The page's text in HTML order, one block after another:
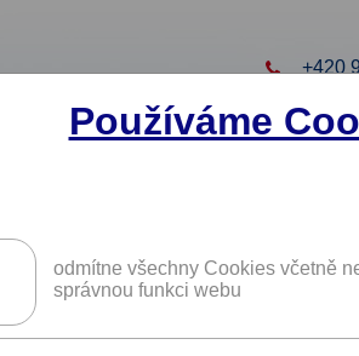
+420
Používáme
odmítne všechny Cookies včetně
správnou funkci webu
JamJam Boulder